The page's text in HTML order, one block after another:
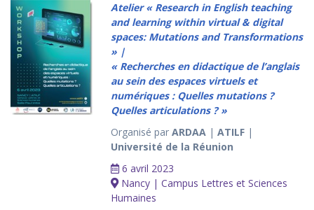
Atelier « Research in English teaching
and learning within virtual & digital
spaces: Mutations and Transformations
» |
« Recherches en didactique de l’anglais
au sein des espaces virtuels et
numériques : Quelles mutations ?
Quelles articulations ? »
Organisé parARDAA |ATILF |
Université de la Réunion
6 avril 2023
Nancy | Campus Lettres et Sciences
Humaines